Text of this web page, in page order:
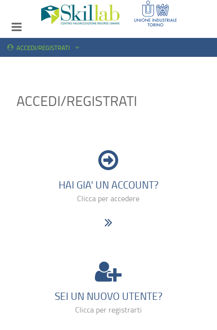
ACCEDI/REGISTRATI
ACCEDI/REGISTRATI
HAI GIA' UN ACCOUNT?
Clicca per accedere
SEI UN NUOVO UTENTE?
Clicca per registrarti